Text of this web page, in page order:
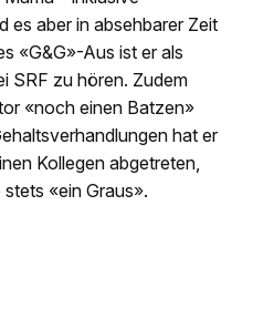
es aber in absehbarer Zeit
«G&G»-Aus ist er als
SRF zu hören. Zudem
«noch einen Batzen»
hat er
Kollegen abgetreten,
«ein Graus».